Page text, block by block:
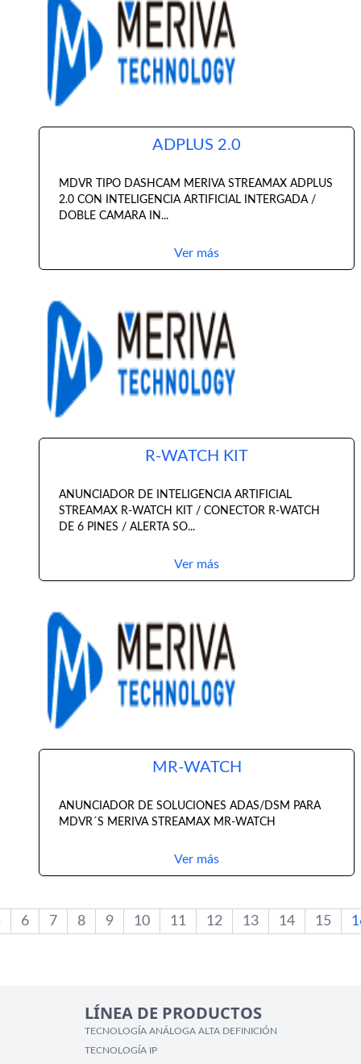
ADPLUS 2.0
MDVR TIPO DASHCAM MERIVA STREAMAX ADPLUS
2.0 CON INTELIGENCIA ARTIFICIAL INTERGADA /
DOBLE CAMARA IN...
Ver más
R-WATCH KIT
ANUNCIADOR DE INTELIGENCIA ARTIFICIAL
STREAMAX R-WATCH KIT / CONECTOR R-WATCH
DE 6 PINES / ALERTA SO...
Ver más
MR-WATCH
ANUNCIADOR DE SOLUCIONES ADAS/DSM PARA
MDVR´S MERIVA STREAMAX MR-WATCH
Ver más
6 7 8 9 10 11 12 13 14 15
LÍNEA DE PRODUCTOS
TECNOLOGÍA ANÁLOGA ALTA DEFINICIÓN
TECNOLOGÍA IP